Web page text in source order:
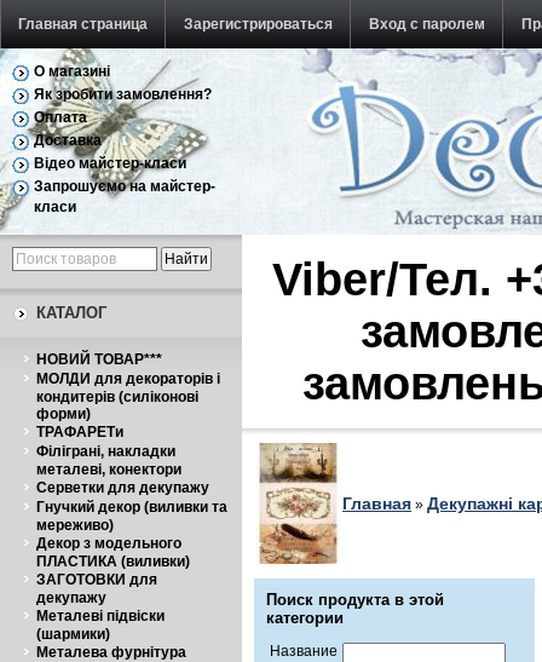
Главная страница Зарегистрироваться Вход с паролем
Обратная связь
О магазині
Як зробити замовлення?
Оплата
Доставка
Відео майстер-класи
Запрошуємо на майстер-
класи
КАТАЛОГ
НОВИЙ ТОВАР***
МОЛДИ для декораторів і
кондитерів (силіконові
форми)
ТРАФАРЕТи
Філіграні, накладки
металеві, конектори
Серветки для декупажу
Гнучкий декор (виливки та
мереживо)
Декор з модельного
ПЛАСТИКА (виливки)
ЗАГОТОВКИ для
декупажу
Металеві підвіски
(шармики)
Металева фурнітура
Viber/Тел.
Главная » Декупажні
Поиск продукта в этой
категории
Название